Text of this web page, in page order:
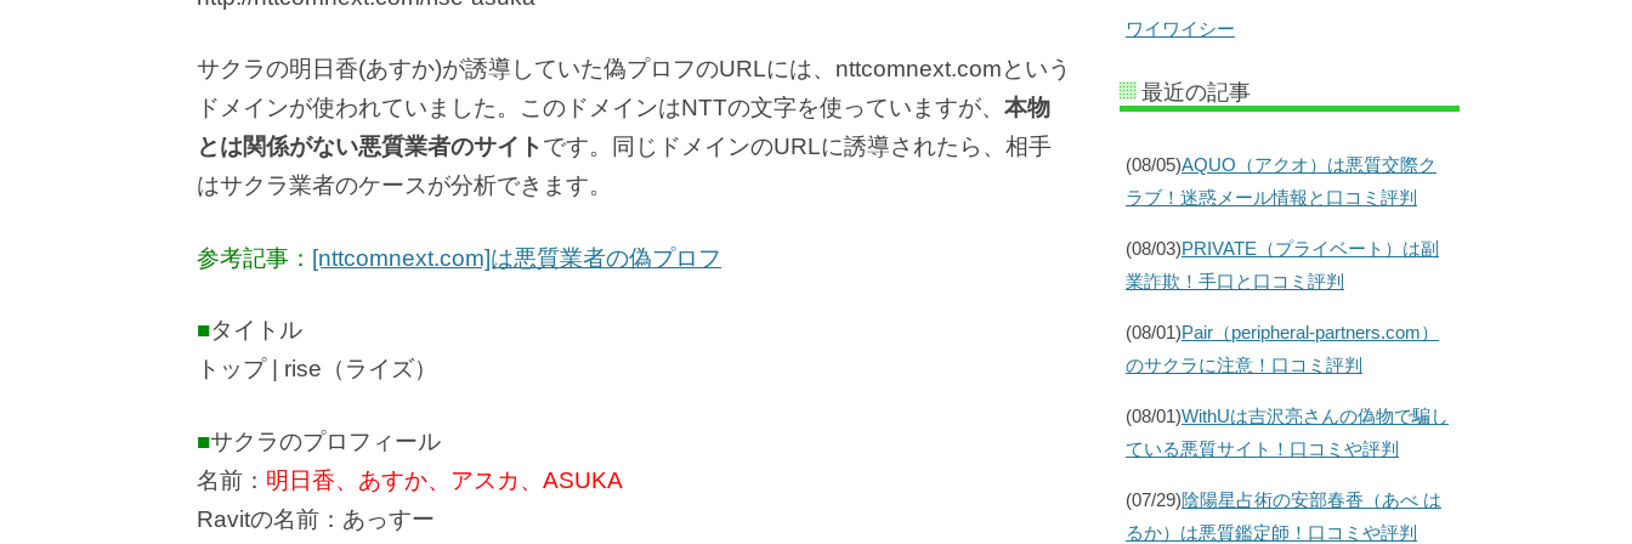
サクラの明日香(あすか)が誘導していた偽プロフのURLには、nttcomnext.comという
ドメインが使われていました。このドメインはNTTの文字を使っていますが、 本物
とは関係がない悪質業者のサイトです。同じドメインのURLに誘導されたら、相手
はサクラ業者のケースが分析できます。
参考記事： [nttcomnext.com]は悪質業者の偽プロフ
■タイトル
トップ | rise（ライズ）
■サクラのプロフィール
名前： 明日香、あすか、アスカ、ASUKA
Ravitの名前：あっすー
ワイワイシー
最近の記事
(08/05)AQUO（アクオ）は悪質交際ク
ラブ！迷惑メール情報と口コミ評判
(08/03)PRIVATE（プライベート）は副
業詐欺！手口と口コミ評判
(08/01)Pair（peripheral-partners.com）
のサクラに注意！口コミ評判
(08/01)WithUは吉沢亮さんの偽物で騙し
ている悪質サイト！口コミや評判
(07/29)陰陽星占術の安部春香（あべ は
るか）は悪質鑑定師！口コミや評判